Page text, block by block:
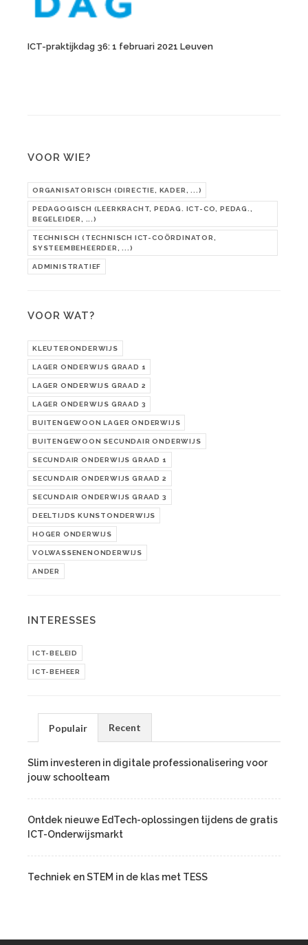
ICT-praktijkdag 36: 1 februari 2021 Leuven
VOOR WIE?
ORGANISATORISCH (DIRECTIE, KADER, ...)
PEDAGOGISCH (LEERKRACHT, PEDAG. ICT-CO, PEDAG.,
BEGELEIDER, ...)
TECHNISCH (TECHNISCH ICT-COÖRDINATOR,
SYSTEEMBEHEERDER, ...)
ADMINISTRATIEF
VOOR WAT?
KLEUTERONDERWIJS
LAGER ONDERWIJS GRAAD 1
LAGER ONDERWIJS GRAAD 2
LAGER ONDERWIJS GRAAD 3
BUITENGEWOON LAGER ONDERWIJS
BUITENGEWOON SECUNDAIR ONDERWIJS
SECUNDAIR ONDERWIJS GRAAD 1
SECUNDAIR ONDERWIJS GRAAD 2
SECUNDAIR ONDERWIJS GRAAD 3
DEELTIJDS KUNSTONDERWIJS
HOGER ONDERWIJS
VOLWASSENENONDERWIJS
ANDER
INTERESSES
ICT-BELEID
ICT-BEHEER
Populair Recent
Slim investeren in digitale professionalisering voor
jouw schoolteam
Ontdek nieuwe EdTech-oplossingen tijdens de gratis
ICT-Onderwijsmarkt
Techniek en STEM in de klas met TESS